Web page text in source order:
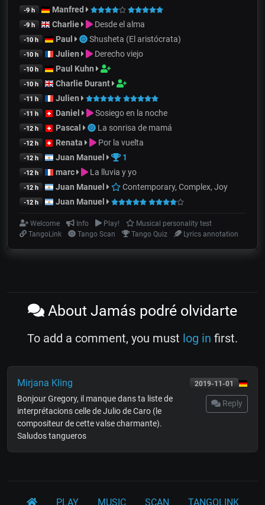
-9 h Manfred
-9 h Charlie Desde el alma
-10 h Paul Shusheta (El aristócrata)
-10 h Julien Derecho viejo
-10 h Paul Kuhn
-10 h Charlie Durant
-11 h Julien
-11 h Daniel Sosiego en la noche
-12 h Pascal La sonrisa de mamá
-12 h Renata Por la vuelta
-12 h Juan Manuel 1
-12 h marc La lluvia y yo
-12 h Juan Manuel Contemporary, Complex, Joy
-12 h Juan Manuel
Welcome Info Play!
Musical personality test
TangoLink
Tango Scan Tango Quiz Lyrics annotation
About Jamás podré olvidarte
To add a comment, you must log in first.
2019-11-01
Mirjana Kling
Reply
Bonjour Gregory, il manque dans ta liste de
interprétacions celle de Julio de Caro (le
compositeur de cette valse charmante).
Saludos tangueros
PLAY MUSIC SCAN TANGOLINK